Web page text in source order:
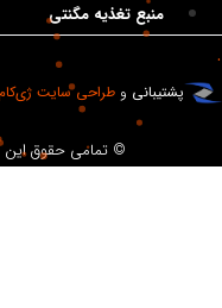
منبع تغذیه مگنتی
پشتیبانیو طراحی سایتژی‌کام
© تمامی حقوق این